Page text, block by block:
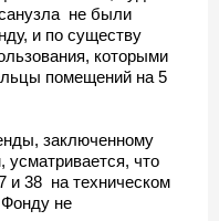
не были
и по существу
которыми
помещений на 5
заключенному
что
и 38 на техническом
не